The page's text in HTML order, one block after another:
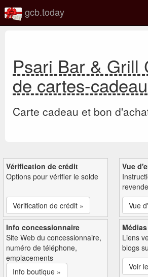
gcb.today
Psari Bar & Grill
de cartes-
Carte cadeau et bon
Vérification de crédit
Options pour vérifier le solde
Vérification de crédit »
Vue
Vue
Info concessionnaire
Site Web du concessionnaire,
numéro de téléphone,
emplacements
Info boutique »
Liens
blogs
Voir